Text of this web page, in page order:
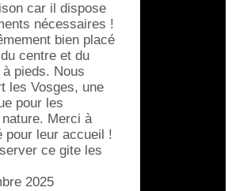
car il dispose
nécessaires !
bien placé
centre et du
pieds. Nous
les Vosges, une
pour les
Merci à
pour leur accueil !
ce gite les
2025